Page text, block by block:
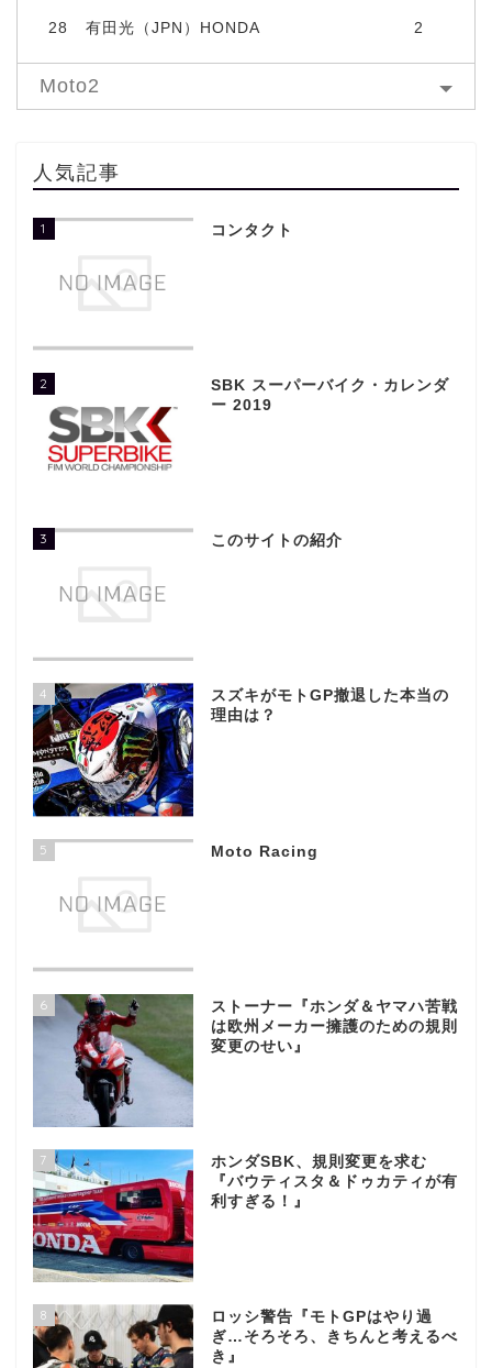
28 有田光（JPN）HONDA 2
Moto2
人気記事
1 コンタクト
2
SBK スーパーバイク・カレンダ
ー 2019
3 このサイトの紹介
4
スズキがモトGP撤退した本当の
理由は？
5 Moto Racing
6
ストーナー『ホンダ＆ヤマハ苦戦
は欧州メーカー擁護のための規則
変更のせい』
7
ホンダSBK、規則変更を求む
『バウティスタ＆ドゥカティが有
利すぎる！』
8
ロッシ警告『モトGPはやり過
ぎ…そろそろ、きちんと考えるべ
き』